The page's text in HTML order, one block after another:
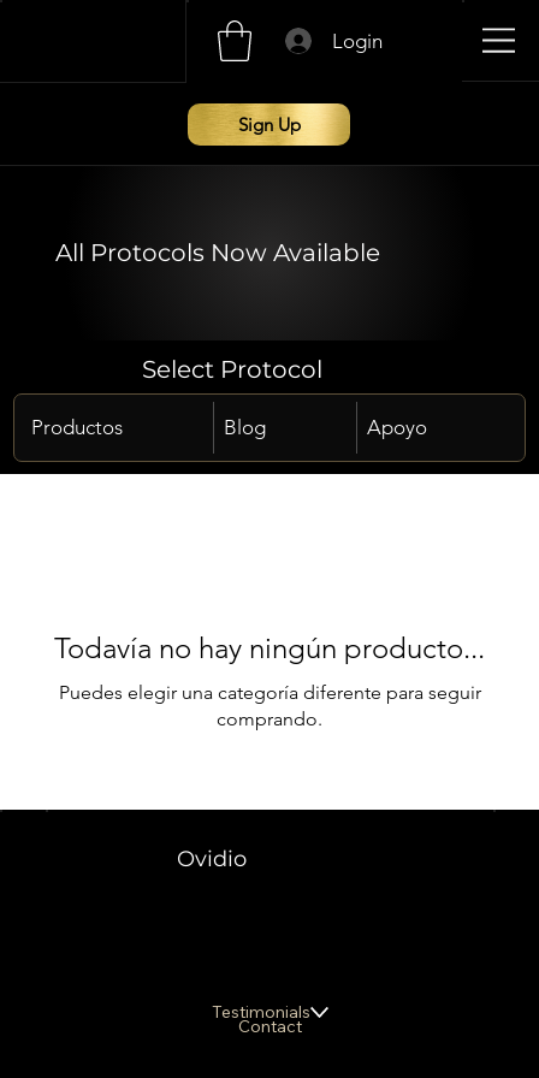
Login
Sign Up
All Protocols Now Available
Select Protocol
Productos Blog Apoyo
Todavía no hay ningún producto...
Puedes elegir una categoría diferente para seguir
comprando.
Ovidio
Testimonials
Contact